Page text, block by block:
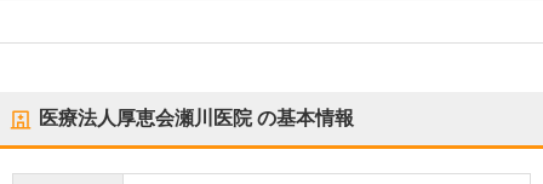
医療法人厚恵会瀬川医院の基本情報